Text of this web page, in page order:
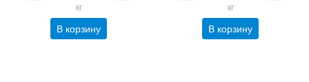
кг
В корзину
кг
В корзину